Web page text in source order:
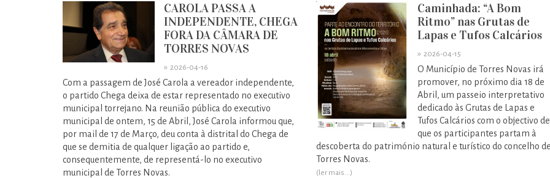
CAROLA PASSA A
INDEPENDENTE, CHEGA
FORA DA CÂMARA DE
TORRES NOVAS
» 2026-04-16
Com a passagem de José Carola a vereador independente,
o partido Chega deixa de estar representado no executivo
municipal torrejano. Na reunião pública do executivo
municipal de ontem, 15 de Abril, José Carola informou que,
por mail de 17 de Março, deu conta à distrital do Chega de
que se demitia de qualquer ligação ao partido e,
consequentemente, de representá-lo no executivo
municipal de Torres Novas.
Caminhada: “A Bom
Ritmo” nas Grutas de
Lapas e Tufos Calcários
» 2026-04-15
O Município de Torres Novas irá
promover, no próximo dia 18 de
Abril, um passeio interpretativo
dedicado às Grutas de Lapas e
Tufos Calcários com o objectivo de
que os participantes partam à
descoberta do património natural e turístico do concelho
Torres Novas.
(ler mais...)